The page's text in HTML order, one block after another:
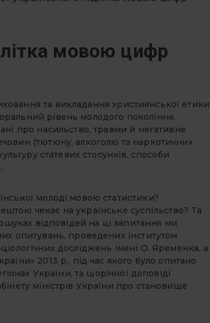
мовою цифр
та викладання християнської етики
рівень молодого покоління.
про насильство, травми й негативне
(тютюну, алкоголю та наркотичних
статевих стосунків, способи
молоді мовою статистики?
чекає на українське суспільство? Та
відповідей на ці запитання ми
опитувань, проведених інститутом
досліджень імені О. Яременка, а
2013 р., під час якого було опитано
України, та щорічної доповіді
міністрів України про становище